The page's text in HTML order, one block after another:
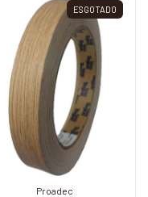
ESGOTADO
Proadec